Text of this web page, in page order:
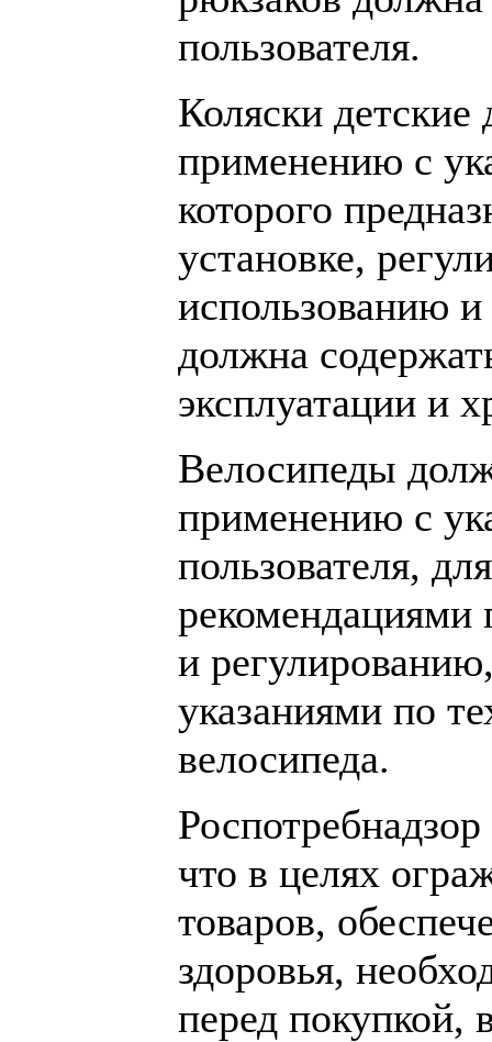
пользователя.
Коляски
применению с
которого
установке,
использованию
должна
эксплуатации и
Велосипеды
применению с
пользователя,
рекомендациями
и
указаниями по
велосипеда.
что в целях
товаров,
здоровья,
перед покупкой,